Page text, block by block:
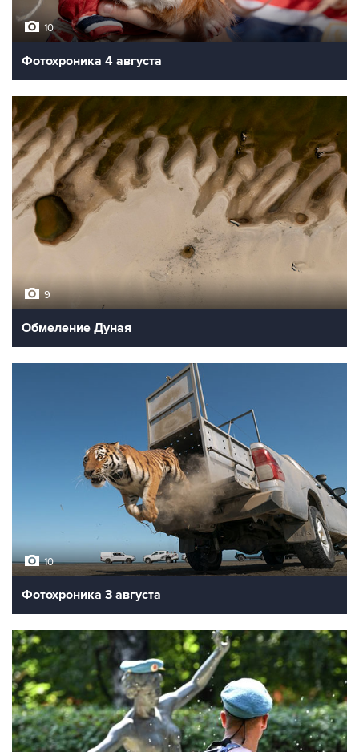
10
Фотохроника 4 августа
9
Обмеление Дуная
10
Фотохроника 3 августа